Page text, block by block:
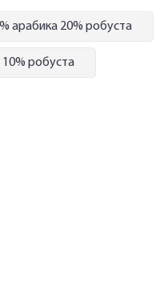
арабика 20% робуста
робуста